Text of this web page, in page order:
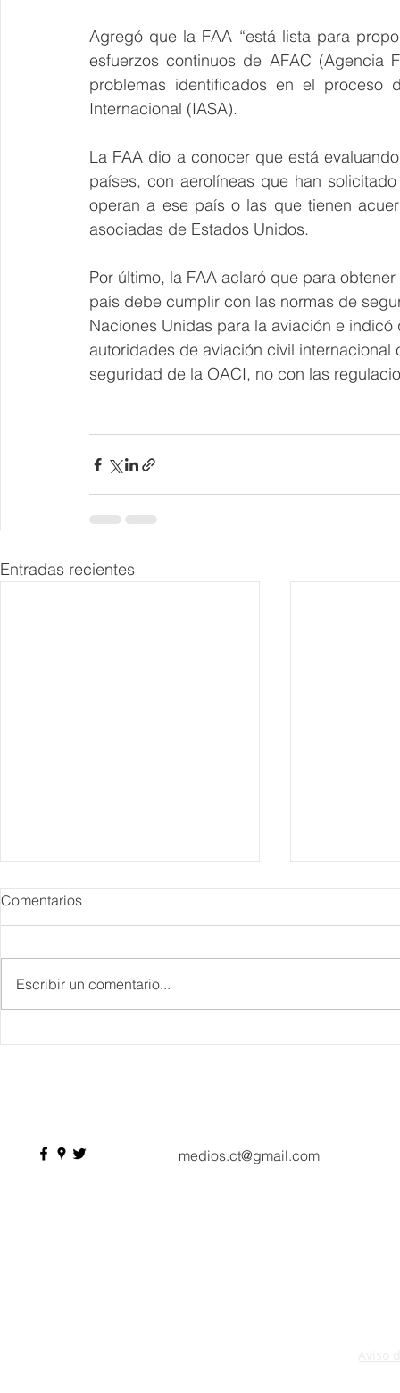
Agregó que la FAA “está lista para
esfuerzos continuos de AFAC
problemas identificados en el proceso
Internacional (IASA).
La FAA dio a conocer que está
países, con aerolíneas que han
operan a ese país o las que tienen
asociadas de Estados Unidos.
Por último, la FAA aclaró que para
país debe cumplir con las normas de
Naciones Unidas para la aviación e
autoridades de aviación civil
seguridad de la OACI, no con las
Entradas recientes
Comentarios
Escribir un comentario...
medios.ct@gmail.com